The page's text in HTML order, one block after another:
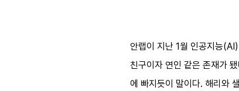
안랩이 지난 1월 인공지능
친구이자 연인 같은 존재가
에 빠지듯이 말이다. 해리와